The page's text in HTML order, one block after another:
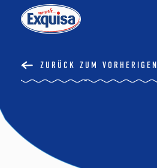
ZURÜCK ZUM VORHERIGEN